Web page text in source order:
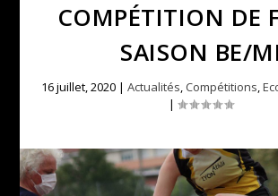
COMPÉTITION DE
SAISON BE/MI
16 juillet, 2020| Actualités, Compétitions,
|